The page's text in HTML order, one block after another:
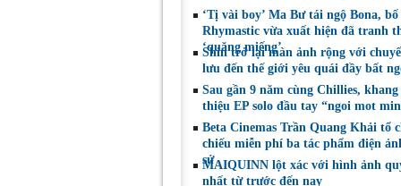
‘Tị vài boy’ Ma Bư tái ngộ Bona, bố
Rhymastic vừa xuất hiện đã tranh
‘quăng miếng’
Shin trở lại màn ảnh rộng với
lưu đến thế giới yêu quái đầy bất
Sau gần 9 năm cùng Chillies,
thiệu EP solo đầu tay “ngoi mot
Beta Cinemas Trần Quang Khải tổ
chiếu miễn phí ba tác phẩm điện
sử
MAIQUINN lột xác với hình ảnh
nhất từ trước đến nay